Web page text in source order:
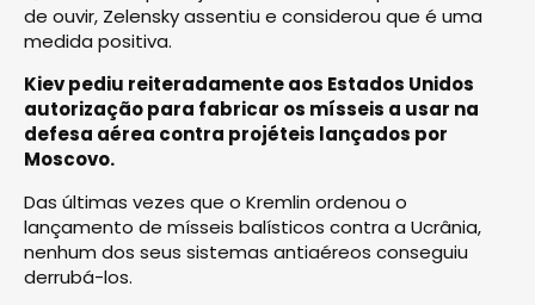
de ouvir, Zelensky assentiu e considerou que é uma
medida positiva.
Kiev pediu reiteradamente aos Estados Unidos
autorização para fabricar os mísseis a usar na
defesa aérea contra projéteis lançados por
Moscovo.
Das últimas vezes que o Kremlin ordenou o
lançamento de mísseis balísticos contra a Ucrânia,
nenhum dos seus sistemas antiaéreos conseguiu
derrubá-los.